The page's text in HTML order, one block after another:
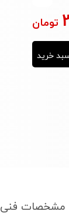
تومان
مشخصات فنی